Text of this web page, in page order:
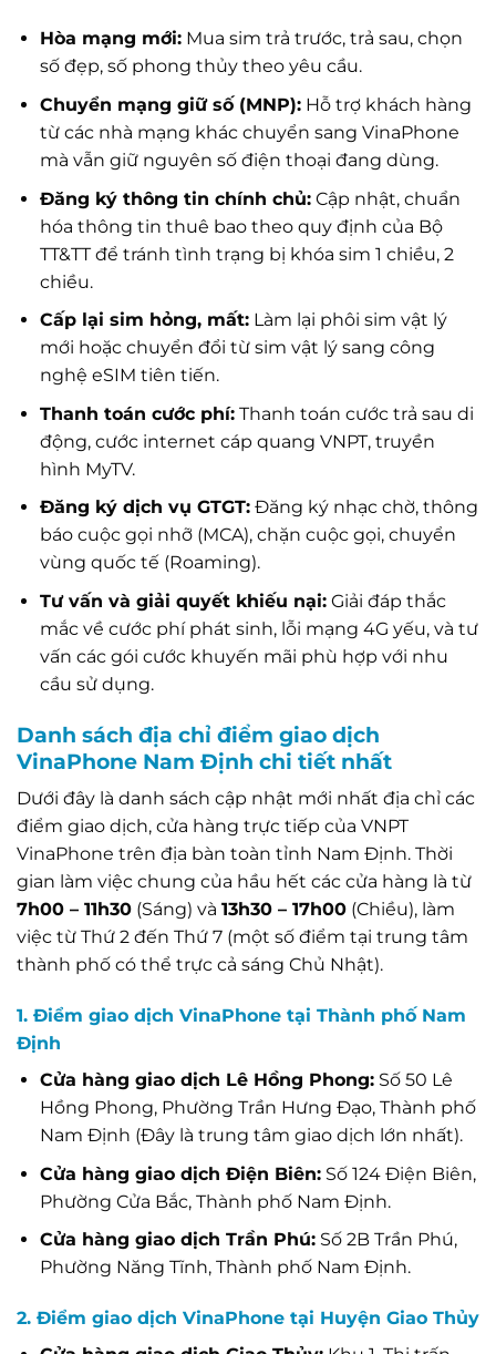
Hòa mạng mới:Mua sim trả trước, trả sau, chọn
số đẹp, số phong thủy theo yêu cầu.
Chuyển mạng giữ số (MNP):Hỗ trợ khách hàng
từ các nhà mạng khác chuyển sang VinaPhone
mà vẫn giữ nguyên số điện thoại đang dùng.
Đăng ký thông tin chính chủ:Cập nhật, chuẩn
hóa thông tin thuê bao theo quy định của Bộ
TT&TT để tránh tình trạng bị khóa sim 1 chiều, 2
chiều.
Cấp lại sim hỏng, mất:Làm lại phôi sim vật lý
mới hoặc chuyển đổi từ sim vật lý sang công
nghệ eSIM tiên tiến.
Thanh toán cước phí:Thanh toán cước trả sau di
động, cước internet cáp quang VNPT, truyền
hình MyTV.
Đăng ký dịch vụ GTGT:Đăng ký nhạc chờ, thông
báo cuộc gọi nhỡ (MCA), chặn cuộc gọi, chuyển
vùng quốc tế (Roaming).
Tư vấn và giải quyết khiếu nại:Giải đáp thắc
mắc về cước phí phát sinh, lỗi mạng 4G yếu, và tư
vấn các gói cước khuyến mãi phù hợp với nhu
cầu sử dụng.
Danh sách địa chỉ điểm giao dịch
VinaPhone Nam Định chi tiết nhất
Dưới đây là danh sách cập nhật mới nhất địa chỉ các
điểm giao dịch, cửa hàng trực tiếp của VNPT
VinaPhone trên địa bàn toàn tỉnh Nam Định. Thời
gian làm việc chung của hầu hết các cửa hàng là từ
7h00 – 11h30 (Sáng) và 13h30 – 17h00 (Chiều), làm
việc từ Thứ 2 đến Thứ 7 (một số điểm tại trung tâm
thành phố có thể trực cả sáng Chủ Nhật).
1. Điểm giao dịch VinaPhone tại Thành phố Nam
Định
Cửa hàng giao dịch Lê Hồng Phong:Số 50 Lê
Hồng Phong, Phường Trần Hưng Đạo, Thành phố
Nam Định (Đây là trung tâm giao dịch lớn nhất).
Cửa hàng giao dịch Điện Biên:Số 124 Điện Biên,
Phường Cửa Bắc, Thành phố Nam Định.
Cửa hàng giao dịch Trần Phú:Số 2B Trần Phú,
Phường Năng Tĩnh, Thành phố Nam Định.
2. Điểm giao dịch VinaPhone tại Huyện Giao Thủy